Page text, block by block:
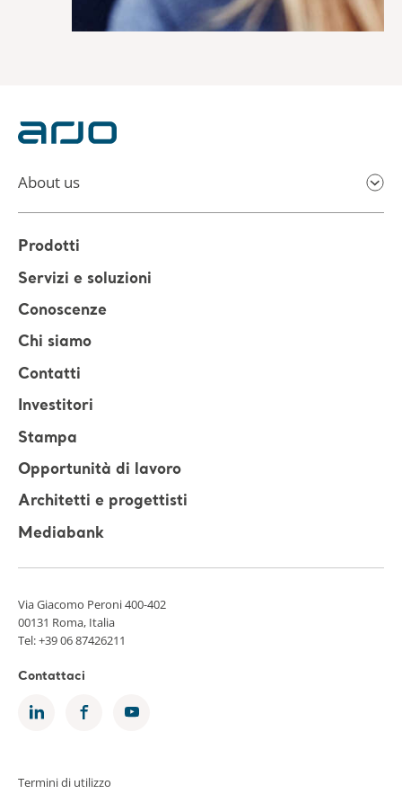
About us
Prodotti
Servizi e soluzioni
Conoscenze
Chi siamo
Contatti
Investitori
Stampa
Opportunità di lavoro
Architetti e progettisti
Mediabank
Via Giacomo Peroni 400-402
00131 Roma, Italia
Tel:+39 06 87426211
Contattaci
Termini di utilizzo